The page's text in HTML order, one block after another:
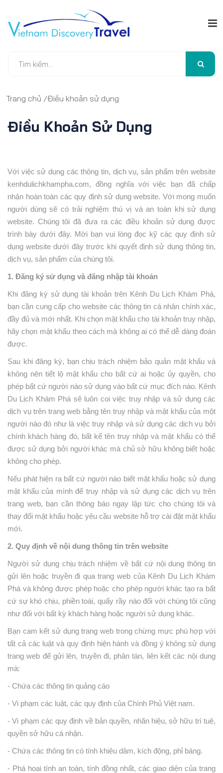
Trang chủ /Điều khoản sử dụng
Điều Khoản Sử Dụng
Với việc sử dụng các thông tin, dịch vụ, sản phẩm trên website
kenhdulichkhampha.com, đồng nghĩa với việc bạn đã chấp
nhận hoàn toàn các quy định sử dụng website. Với mong muốn
người dùng sẽ có trải nghiệm thú vị và an toàn khi sử dụng
website. Chúng tôi đã đưa ra các điều khoản sử dụng được
trình bày dưới đây. Mời bạn vui lòng đọc kỹ các quy định sử
dụng website dưới đây trước khi quyết định sử dụng thông tin,
dịch vụ, sản phẩm của chúng tôi.
1. Đăng ký sử dụng và đăng nhập tài khoản
Khi đăng ký sử dụng tài khoản trên Kênh Du Lịch Khám Phá,
bạn cần cung cấp cho website các thông tin cá nhân chính xác,
đầy đủ và mới nhất. Khi chọn mật khẩu cho tài khoản truy nhập,
hãy chọn mật khẩu theo cách mà không ai có thể dễ dàng đoán
được.
Sau khi đăng ký, bạn chịu trách nhiệm bảo quản mật khẩu và
không nên tiết lộ mật khẩu cho bất cứ ai hoặc ủy quyền, cho
phép bất cứ người nào sử dụng vào bất cứ mục đích nào. Kênh
Du Lịch Khám Phá sẽ luôn coi việc truy nhập và sử dụng các
dịch vụ trên trang web bằng tên truy nhập và mật khẩu của một
người nào đó như là việc truy nhập và sử dụng các dịch vụ bởi
chính khách hàng đó, bất kể tên truy nhập và mật khẩu có thể
được sử dụng bởi người khác mà chủ sở hữu không biết hoặc
không cho phép.
Nếu phát hiện ra bất cứ người nào biết mật khẩu hoặc sử dụng
mật khẩu của mình để truy nhập và sử dụng các dịch vụ trên
trang web, bạn cần thông báo ngay lập tức cho chúng tôi và
thay đổi mật khẩu hoặc yêu cầu website hỗ trợ cài đặt mật khẩu
mới.
2. Quy định về nội dung thông tin trên website
Người sử dụng chịu trách nhiệm về bất cứ nội dung thông tin
gửi lên hoặc truyền đi qua trang web của Kênh Du Lịch Khám
Phá và không được phép hoặc cho phép người khác tạo ra bất
cứ sự khó chịu, phiền toái, quấy rầy nào đối với chúng tôi cũng
như đối với bất kỳ khách hàng hoặc người sử dụng khác.
Bạn cam kết sử dụng trang web trong chừng mực phù hợp với
tất cả các luật và quy định hiện hành và đồng ý không sử dụng
trang web để gửi lên, truyền đi, phân tán, liên kết các nội dung
mà:
- Chứa các thông tin quảng cáo
- Vi phạm các luật, các quy định của Chính Phủ Việt nam.
- Vi phạm các quy định về bản quyền, nhãn hiệu, sở hữu trí tuệ,
quyền sở hữu cá nhận.
- Chứa các thông tin có tính khiêu dâm, kích động, phỉ báng.
- Phá hoại tính an toàn, tính đồng nhất, các giao diện của trang